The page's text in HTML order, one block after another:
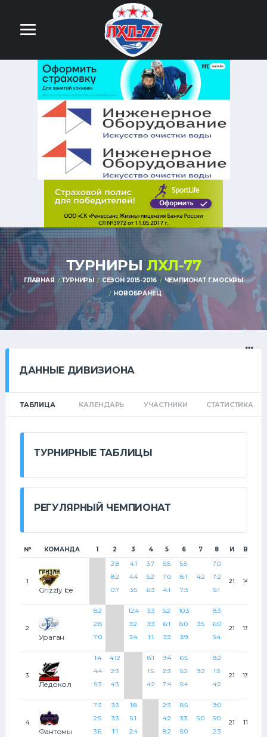
ТУРНИРЫЛХЛ-77
ГЛАВНАЯ ТУРНИРЫ СЕЗОН 2015-2016
ЧЕМПИОНАТ Г.МОСКВЫ
НОВОБРАНЕЦ
ДАННЫЕ ДИВИЗИОНА
ТАБЛИЦА КАЛЕНДАРЬ УЧАСТНИКИ СТАТИСТИКА
ТУРНИРНЫЕ ТАБЛИЦЫ
РЕГУЛЯРНЫЙ ЧЕМПИОНАТ
№ КОМАНДА 1 2 3 4 5 6 7 8 И В
1
Grizzly Ice
2:8
8:2
0:7
4:1
4:4
3:5
3:7
5:2
6:3
5:5
7:0
4:1
5:5
8:1
7:3
4:2
7:0
7:2
5:1
21 14
2
Ураган
8:2
2:8
7:0
12:4
3:2
3:4
3:3
3:3
1:1
5:2
6:1
3:3
10:3
8:0
3:9
3:5
8:3
6:0
5:4
21 13
3
Ледокол
1:4
4:4
5:3
4:12
2:3
4:3
8:1
1:5
4:2
9:4
2:3
7:4
6:5
5:2
5:4
9:2
8:2
1:3
4:2
21 13
4
Фантомы
7:3
2:5
3:6
3:3
3:3
1:1
1:8
5:1
2:4
2:3
4:2
8:2
8:5
3:3
5:0
5:0
9:0
5:0
2:3
21 11